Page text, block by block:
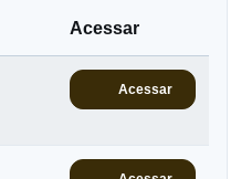
Acessar
Acessar